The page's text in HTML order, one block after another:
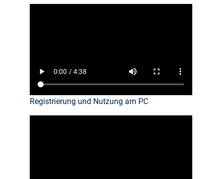
Registrierung und Nutzung am PC